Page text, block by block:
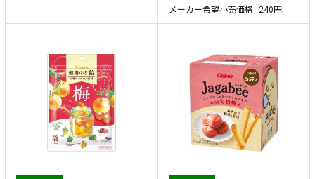
メーカー希望小売価格 240円